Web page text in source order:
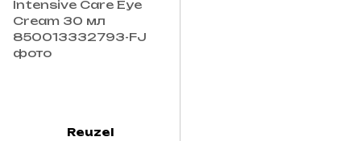
Reuzel